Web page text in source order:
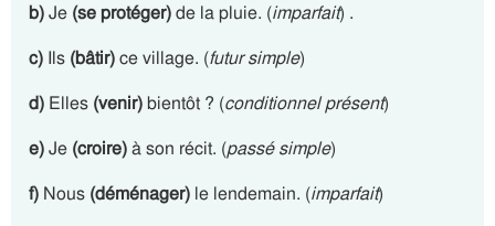
b)Je (se protéger)de la pluie. (imparfait) .
c) Ils (bâtir)ce village. (futur simple)
d) Elles (venir)bientôt ? (conditionnel présent)
e)Je (croire)à son récit. (passé simple)
f) Nous (déménager) le lendemain. (imparfait)